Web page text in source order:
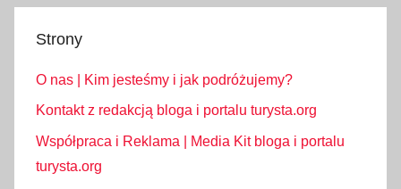
Strony
O nas | Kim jesteśmy i jak podróżujemy?
Kontakt z redakcją bloga i portalu turysta.org
Współpraca i Reklama | Media Kit bloga i portalu
turysta.org